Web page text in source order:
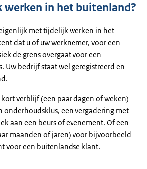
in het buitenland?
met tijdelijk werken in het
dat u of uw werknemer, voor een
de grens overgaat voor een
Uw bedrijf staat wel geregistreerd en
verblijf (een paar dagen of weken)
onderhoudsklus, een vergadering met
aan een beurs of evenement. Of een
maanden of jaren) voor bijvoorbeeld
voor een buitenlandse klant.